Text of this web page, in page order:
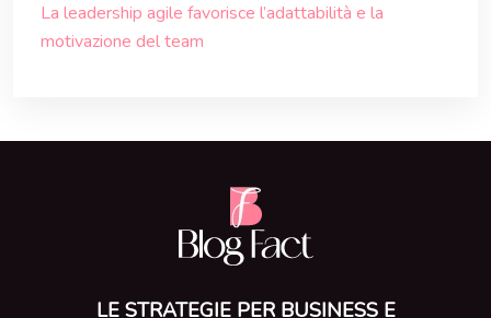
La leadership agile favorisce l’adattabilità e la
motivazione del team
LE STRATEGIE PER BUSINESS E